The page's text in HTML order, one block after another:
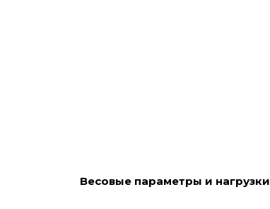
Весовые параметры и нагрузки